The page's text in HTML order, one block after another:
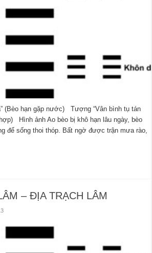
(Bèo hạn gặp nước) Tượng “Vân bình tụ tán
Hình ảnh Ao bèo bị khô hạn lâu ngày, bèo
để sống thoi thóp. Bất ngờ được trận mưa rào,
– ĐỊA TRẠCH LÂM